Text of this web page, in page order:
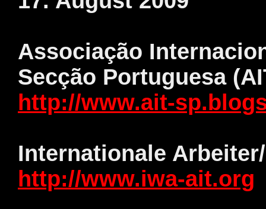
Associação
Secção Portuguesa
http://www.ait-
Internationale
http://www.iwa-ait.org